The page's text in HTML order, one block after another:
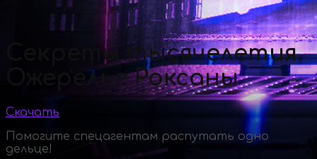
Секреты тысячелетия.
Ожерелье Роксаны
Скачать
Помогите спецагентам распутать одно
дельце!